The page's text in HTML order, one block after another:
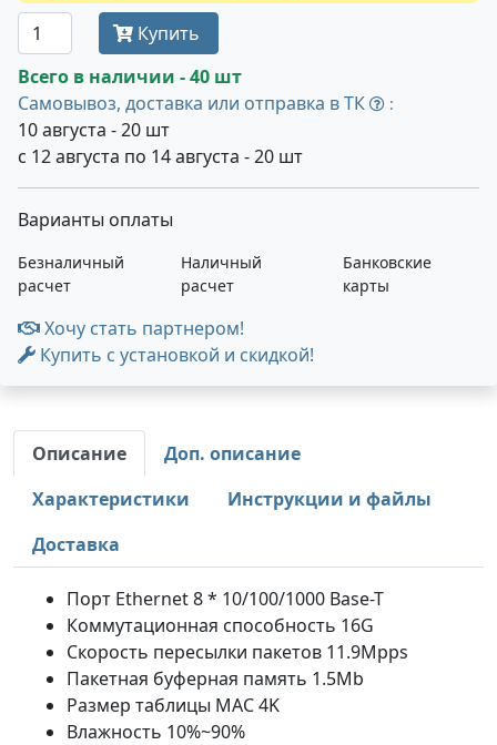
Купить
Всего в наличии - 40 шт
Самовывоз, доставка или отправка в ТК
:
10 августа - 20 шт
с 12 августа по 14 августа - 20 шт
Варианты оплаты
Безналичный
расчет
Наличный
расчет
Банковские
карты
Хочу стать партнером!
Купить с установкой и скидкой!
Описание
Доп. описание
Характеристики
Инструкции и файлы
Доставка
Порт Ethernet 8 * 10/100/1000 Base-T
Коммутационная способность 16G
Скорость пересылки пакетов 11.9Mpps
Пакетная буферная память 1.5Mb
Размер таблицы MAC 4K
Влажность 10%~90%